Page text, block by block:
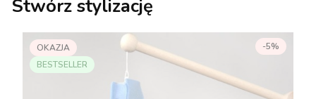
Stwórz stylizację
OKAZJA
BESTSELLER
-5%